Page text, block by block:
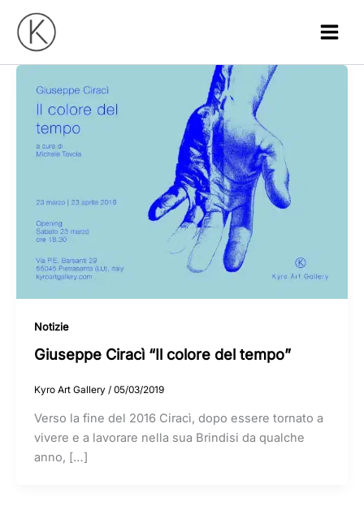
contenuto
Notizie
Giuseppe Ciracì “Il colore del tempo”
Kyro Art Gallery / 05/03/2019
Verso la fine del 2016 Ciracì, dopo essere tornato a
vivere e a lavorare nella sua Brindisi da qualche
anno, […]